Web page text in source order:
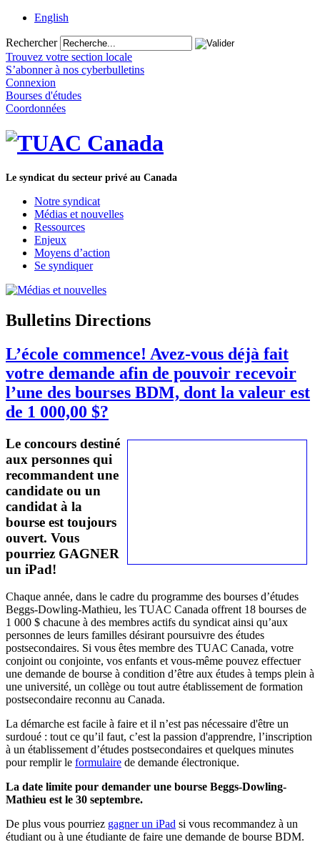
English
Rechercher
Trouvez votre section locale
S’abonner à nos cyberbulletins
Connexion
Bourses d'études
Coordonnées
Le syndicat du secteur privé au Canada
Notre syndicat
Médias et nouvelles
Ressources
Enjeux
Moyens d’action
Se syndiquer
Bulletins Directions
L’école commence! Avez-vous déjà fait
votre demande afin de pouvoir recevoir
l’une des bourses BDM, dont la valeur est
de 1 000,00 $?
Le concours destiné
aux personnes qui
recommandent une
candidate ou un
candidat à la
bourse est toujours
ouvert. Vous
pourriez GAGNER
un iPad!
Chaque année, dans le cadre du programme des bourses d’études
Beggs-Dowling-Mathieu, les TUAC Canada offrent 18 bourses de
1 000 $ chacune à des membres actifs du syndicat ainsi qu’aux
personnes de leurs familles désirant poursuivre des études
postsecondaires. Si vous êtes membre des TUAC Canada, votre
conjoint ou conjointe, vos enfants et vous-même pouvez effectuer
une demande de bourse à condition d’être aux études à temps plein à
une université, un collège ou tout autre établissement de formation
postsecondaire reconnu au Canada.
La démarche est facile à faire et il n’est pas nécessaire d'être un
surdoué : tout ce qu’il faut, c’est la passion d'apprendre, l’inscription
à un établissement d’études postsecondaires et quelques minutes
pourremplirle formulaire de demande électronique.
La date limite pour demander une bourse Beggs-Dowling-
Mathieu est le 30 septembre.
De plus vous pourriez gagnerun iPad si vous recommandez à un
étudiant ou à une étudiante de faire une demande de bourse BDM.